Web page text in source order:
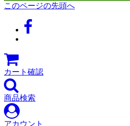
このページの先頭へ
カート確認
商品検索
アカウント